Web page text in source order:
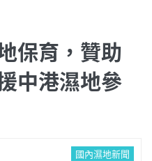
保育，贊助
中港濕地參
國內濕地新聞